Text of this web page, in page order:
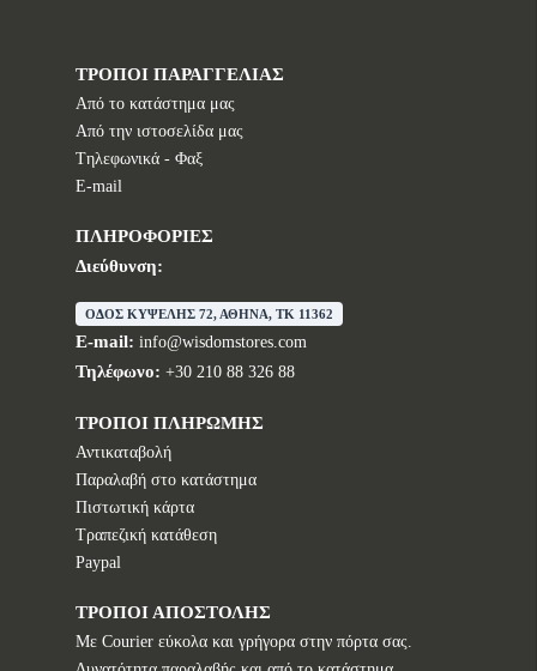
ΤΡΟΠΟΙ ΠΑΡΑΓΓΕΛΙΑΣ
Από το κατάστημα μας
Από την ιστοσελίδα μας
Tηλεφωνικά - Φαξ
E-mail
ΠΛΗΡΟΦΟΡΙΕΣ
Διεύθυνση:
ΟΔΟΣ ΚΥΨΕΛΗΣ 72, ΑΘΗΝΑ, TK 11362
E-mail: info@wisdomstores.com
Τηλέφωνο: +30 210 88 326 88
ΤΡΟΠΟΙ ΠΛΗΡΩΜΗΣ
Αντικαταβολή
Παραλαβή στο κατάστημα
Πιστωτική κάρτα
Τραπεζική κατάθεση
Paypal
ΤΡΟΠΟΙ ΑΠΟΣΤΟΛΗΣ
Με Courier εύκολα και γρήγορα στην πόρτα σας.